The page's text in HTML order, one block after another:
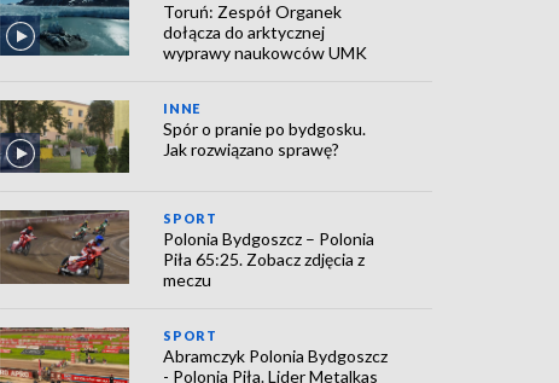
Toruń: Zespół Organek
dołącza do arktycznej
wyprawy naukowców UMK
INNE
Spór o pranie po bydgosku.
Jak rozwiązano sprawę?
SPORT
Polonia Bydgoszcz – Polonia
Piła 65:25. Zobacz zdjęcia z
meczu
SPORT
Abramczyk Polonia Bydgoszcz
- Polonia Piła. Lider Metalkas